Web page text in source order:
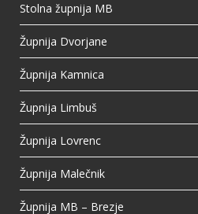
View on Facebook
Stolna župnija MB
Župnija Dvorjane
Župnija Kamnica
Župnija Limbuš
Župnija Lovrenc
Župnija Malečnik
Župnija MB – Brezje